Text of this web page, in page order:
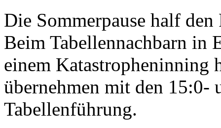
Die Sommerpause half
Beim Tabellennachbarn in
einem Katastropheninning
übernehmen mit den 15:0-
Tabellenführung.